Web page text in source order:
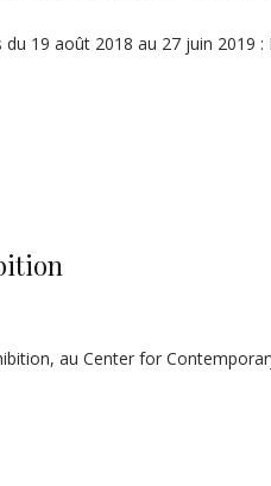
19 août 2018 au 27 juin 2019
au Center for